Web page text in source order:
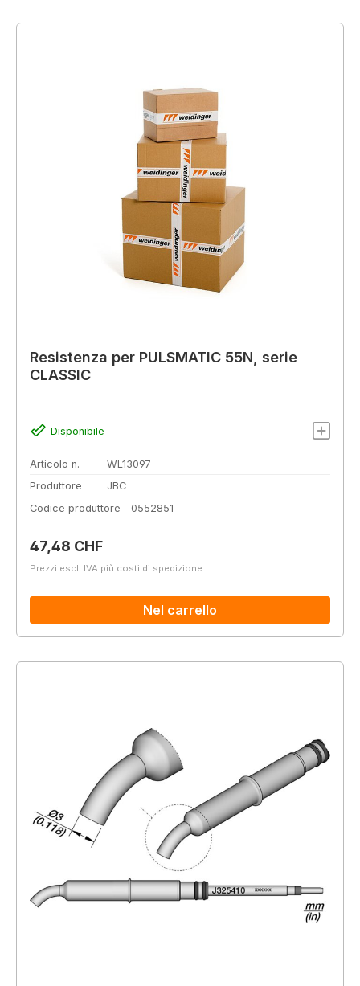
Resistenza per PULSMATIC 55N, serie
CLASSIC
Disponibile
Articolo n.
WL13097
Produttore
JBC
Codice produttore
0552851
Prezzo normale:
47,48 CHF
Prezzi escl. IVA più costi di spedizione
Nel carrello